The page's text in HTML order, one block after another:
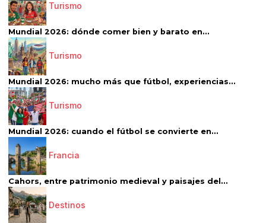
Turismo
Mundial 2026: dónde comer bien y barato en...
Turismo
Mundial 2026: mucho más que fútbol, experiencias...
Turismo
Mundial 2026: cuando el fútbol se convierte en...
Francia
Cahors, entre patrimonio medieval y paisajes del...
Destinos